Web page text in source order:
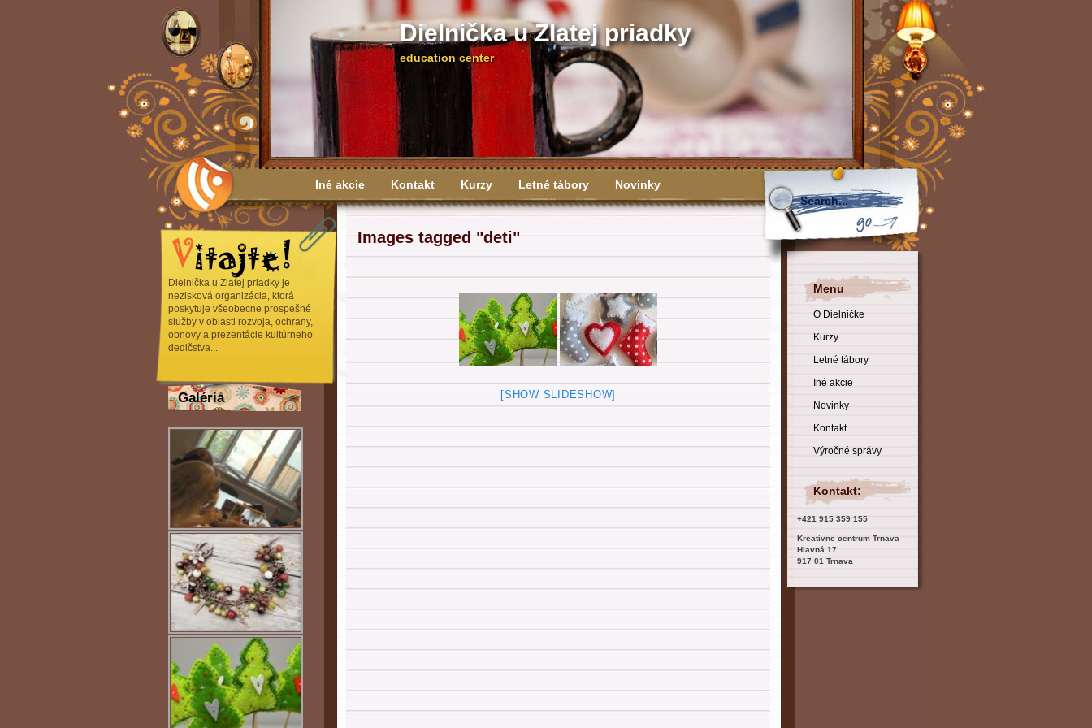
Dielnička u Zlatej priadky
education center
Iné akcie Kontakt Kurzy Letné tábory
Novinky
Výročné správy
Dielnička u Zlatej priadky je
nezisková organizácia, ktorá
poskytuje všeobecne prospešné
služby v oblasti rozvoja, ochrany,
obnovy a prezentácie kultúrneho
dedičstva...
Galéria
Menu
O Dielničke
Kurzy
Letné tábory
Iné akcie
Novinky
Kontakt
Výročné správy
Kontakt:
+421 915 359 155
Kreatívne centrum Trnava
Hlavná 17
917 01 Trnava
Images tagged "deti"
[SHOW SLIDESHOW]